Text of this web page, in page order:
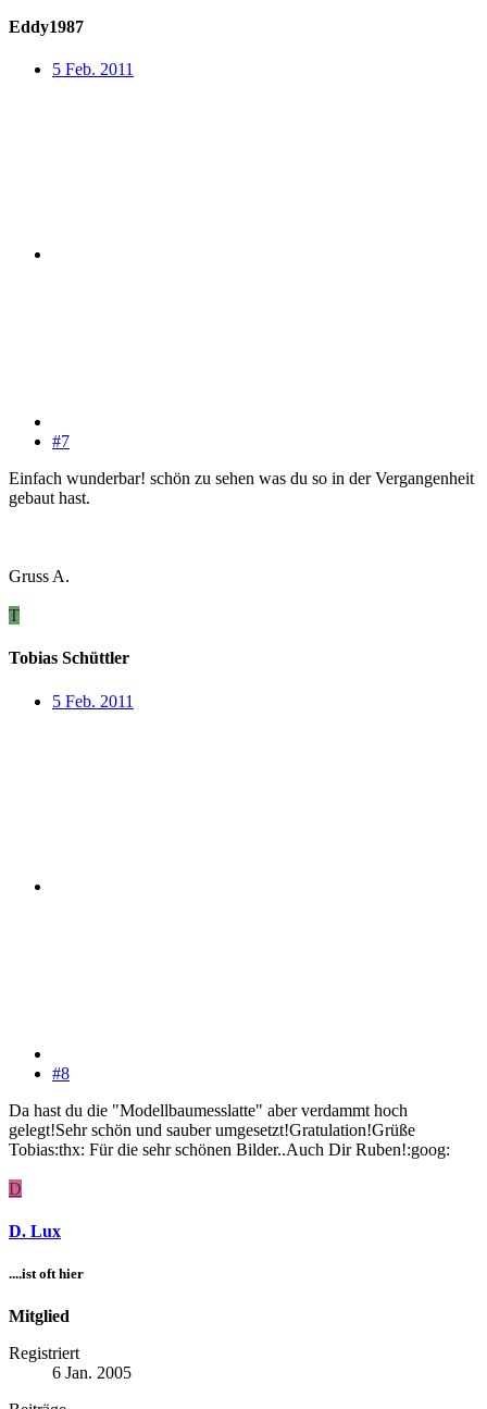
Eddy1987
5 Feb. 2011
#7
Einfach wunderbar! schön zu sehen was du so in der Vergangenheit
gebaut hast.
Gruss A.
T
Tobias Schüttler
5 Feb. 2011
#8
Da hast du die "Modellbaumesslatte" aber verdammt hoch
gelegt!Sehr schön und sauber umgesetzt!Gratulation!Grüße
Tobias:thx: Für die sehr schönen Bilder..Auch Dir Ruben!:goog:
D
D. Lux
....ist oft hier
Mitglied
Registriert
6 Jan. 2005